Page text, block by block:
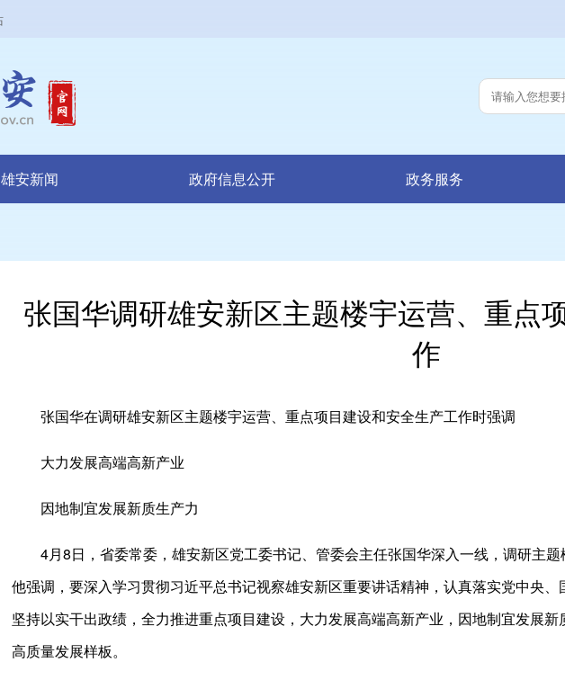
雄安新闻 政府信息公开 政务服务
张国华调研雄安新区主题楼宇运营、重点
作
张国华在调研雄安新区主题楼宇运营、重点项目建设和安全生产工作时强调
大力发展高端高新产业
因地制宜发展新质生产力
4月8日，省委常委，雄安新区党工委书记、管委会主任张国华深入一线，调研主题
他强调，要深入学习贯彻习近平总书记视察雄安新区重要讲话精神，认真落实党中央、
坚持以实干出政绩，全力推进重点项目建设，大力发展高端高新产业，因地制宜发展
高质量发展样板。